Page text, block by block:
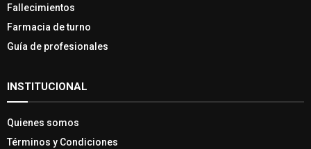
Fallecimientos
Farmacia de turno
Guía de profesionales
INSTITUCIONAL
Quienes somos
Términos y Condiciones